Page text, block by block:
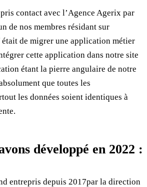
contact avec l’Agence Agerix par
de nos membres résidant sur
de migrer une application métier
cette application dans notre site
étant la pierre angulaire de notre
que toutes les
les données soient identiques à
développé en 2022 :
entrepris depuis 2017par la direction